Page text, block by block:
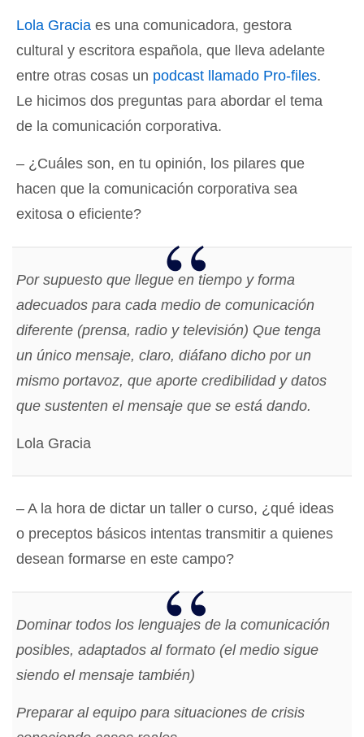
Lola Gracia es una comunicadora, gestora
cultural y escritora española, que lleva adelante
entre otras cosas un podcast llamado Pro-files.
Le hicimos dos preguntas para abordar el tema
de la comunicación corporativa.
– ¿Cuáles son, en tu opinión, los pilares que
hacen que la comunicación corporativa sea
exitosa o eficiente?
Por supuesto que llegue en tiempo y forma
adecuados para cada medio de comunicación
diferente (prensa, radio y televisión) Que tenga
un único mensaje, claro, diáfano dicho por un
mismo portavoz, que aporte credibilidad y datos
que sustenten el mensaje que se está dando.
Lola Gracia
– A la hora de dictar un taller o curso, ¿qué ideas
o preceptos básicos intentas transmitir a quienes
desean formarse en este campo?
Dominar todos los lenguajes de la comunicación
posibles, adaptados al formato (el medio sigue
siendo el mensaje también)
Preparar al equipo para situaciones de crisis